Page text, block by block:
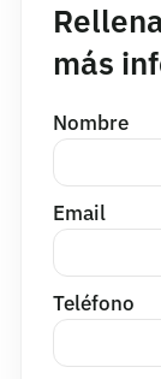
más
Nombre
Email
Teléfono